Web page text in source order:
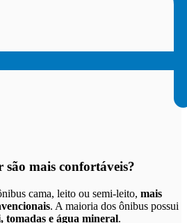
são mais confortáveis?
cama, leito ou semi-leito, mais
. A maioria dos ônibus possui
e água mineral.